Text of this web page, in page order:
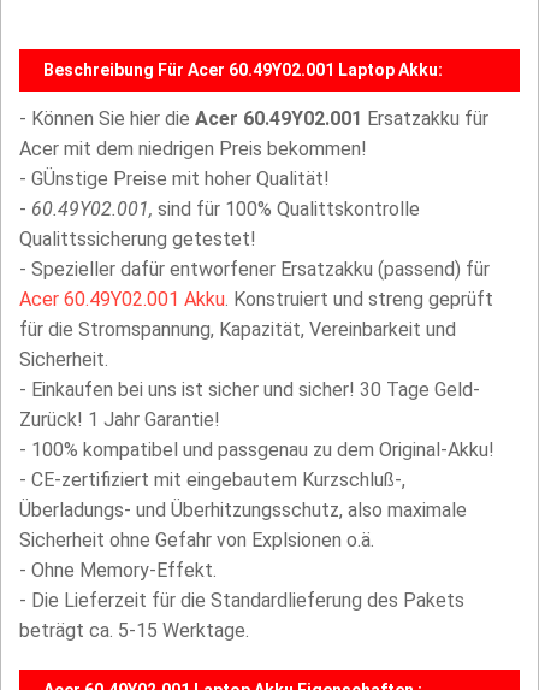
Beschreibung Für Acer 60.49Y02.001 Laptop Akku:
- Können Sie hier die Acer 60.49Y02.001 Ersatzakku für
Acer mit dem niedrigen Preis bekommen!
- GÜnstige Preise mit hoher Qualität!
- 60.49Y02.001, sind für 100% Qualittskontrolle
Qualittssicherung getestet!
- Spezieller dafür entworfener Ersatzakku (passend) für
Acer 60.49Y02.001 Akku. Konstruiert und streng geprüft
für die Stromspannung, Kapazität, Vereinbarkeit und
Sicherheit.
- Einkaufen bei uns ist sicher und sicher! 30 Tage Geld-
Zurück! 1 Jahr Garantie!
- 100% kompatibel und passgenau zu dem Original-Akku!
- CE-zertifiziert mit eingebautem Kurzschluß-,
Überladungs- und Überhitzungsschutz, also maximale
Sicherheit ohne Gefahr von Explsionen o.ä.
- Ohne Memory-Effekt.
- Die Lieferzeit für die Standardlieferung des Pakets
beträgt ca. 5-15 Werktage.